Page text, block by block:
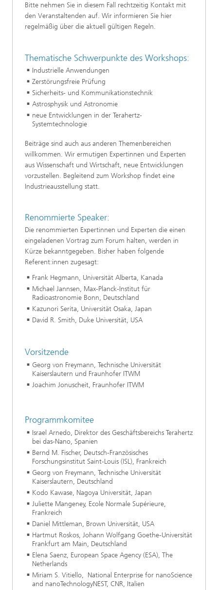
Bitte nehmen Sie in diesem Fall rechtzeitig Kontakt mit
den Veranstaltenden auf. Wir informieren Sie hier
regelmäßig über die aktuell gültigen Regeln.
Thematische Schwerpunkte des Workshops:
Industrielle Anwendungen
Zerstörungsfreie Prüfung
Sicherheits- und Kommunikationstechnik
Astrosphysik und Astronomie
neue Entwicklungen in der Terahertz-
Systemtechnologie
Beiträge sind auch aus anderen Themenbereichen
willkommen. Wir ermutigen Expertinnen und Experten
aus Wissenschaft und Wirtschaft, neue Entwicklungen
vorzustellen. Begleitend zum Workshop findet eine
Industrieausstellung statt.
Renommierte Speaker:
Die renommierten Expertinnen und Experten die einen
eingeladenen Vortrag zum Forum halten, werden in
Kürze bekanntgegeben. Bisher haben folgende
Referent:innen zugesagt:
Frank Hegmann, Universität Alberta, Kanada
Michael Jannsen, Max-Planck-Institut für
Radioastronomie Bonn, Deutschland
Kazunori Serita, Universität Osaka, Japan
David R. Smith, Duke Universität, USA
Vorsitzende
Georg von Freymann, Technische Universität
Kaiserslautern und Fraunhofer ITWM
Joachim Jonuscheit, Fraunhofer ITWM
Programmkomitee
Israel Arnedo, Direktor des Geschäftsbereichs Terahertz
bei das-Nano, Spanien
Bernd M. Fischer, Deutsch-Französisches
Forschungsinstitut Saint-Louis (ISL), Frankreich
Georg von Freymann, Technische Universität
Kaiserslautern, Deutschland
Kodo Kawase, Nagoya Universität, Japan
Juliette Mangeney, Ecole Normale Supérieure,
Frankreich
Daniel Mittleman, Brown Universität, USA
Hartmut Roskos, Johann Wolfgang Goethe-Universität
Frankfurt am Main, Deutschland
Elena Saenz, European Space Agency (ESA), The
Netherlands
Miriam S. Vitiello, National Enterprise for nanoScience
and nanoTechnologyNEST, CNR, Italien